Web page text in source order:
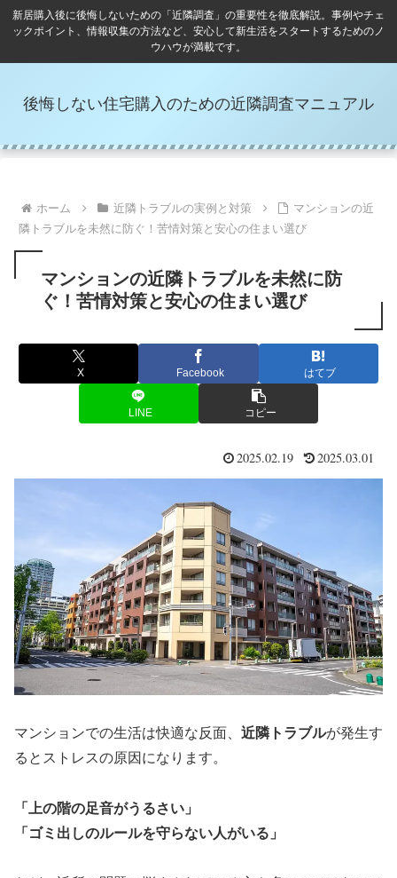
新居購入後に後悔しないための「近隣調査」の重要性を徹底解説。事例やチェ
ックポイント、情報収集の方法など、安心して新生活をスタートするためのノ
ウハウが満載です。
後悔しない住宅購入のための近隣調査マニュアル
ホーム 近隣トラブルの実例と対策
マンションの近
隣トラブルを未然に防ぐ！苦情対策と安心の住まい選び
マンションの近隣トラブルを未然に防
ぐ！苦情対策と安心の住まい選び
X Facebook はてブ
LINE コピー
2025.02.19 2025.03.01
マンションでの生活は快適な反面、 近隣トラブルが発生す
るとストレスの原因になります。
「上の階の足音がうるさい」
「ゴミ出しのルールを守らない人がいる」